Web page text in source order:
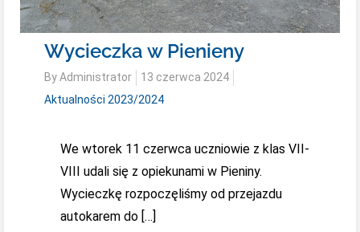
Wycieczka w Pienieny
ByAdministrator
Posted
on
13 czerwca 2024
Aktualności 2023/2024
We wtorek 11 czerwca uczniowie z klas VII-
VIII udali się z opiekunami w Pieniny.
Wycieczkę rozpoczęliśmy od przejazdu
autokarem do […]